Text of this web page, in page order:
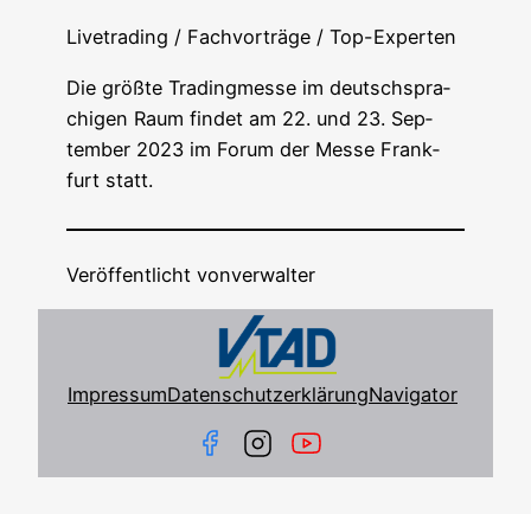
Live­tra­ding / Fach­vor­trä­ge / Top-Experten
Die größ­te Tra­ding­mes­se im deutsch­spra­
chi­gen Raum fin­det am 22. und 23. Sep­
tem­ber 2023 im Forum der Mes­se Frank­
furt statt.
Veröffentlicht vonverwalter
ImpressumDatenschutzerklärungNavigator